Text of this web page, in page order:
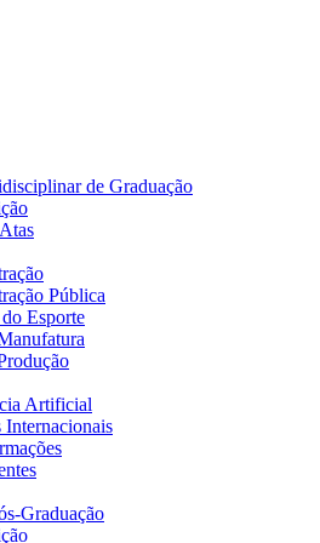
de Graduação
Pública
Esporte
Artificial
Internacionais
Graduação